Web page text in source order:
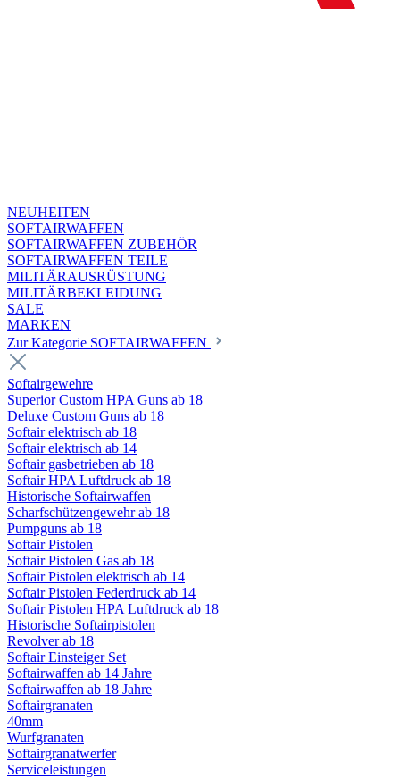
NEUHEITEN
SOFTAIRWAFFEN
SOFTAIRWAFFEN ZUBEHÖR
SOFTAIRWAFFEN TEILE
MILITÄRAUSRÜSTUNG
MILITÄRBEKLEIDUNG
SALE
MARKEN
Zur Kategorie SOFTAIRWAFFEN
Softairgewehre
Superior Custom HPA Guns ab 18
Deluxe Custom Guns ab 18
Softair elektrisch ab 18
Softair elektrisch ab 14
Softair gasbetrieben ab 18
Softair HPA Luftdruck ab 18
Historische Softairwaffen
Scharfschützengewehr ab 18
Pumpguns ab 18
Softair Pistolen
Softair Pistolen Gas ab 18
Softair Pistolen elektrisch ab 14
Softair Pistolen Federdruck ab 14
Softair Pistolen HPA Luftdruck ab 18
Historische Softairpistolen
Revolver ab 18
Softair Einsteiger Set
Softairwaffen ab 14 Jahre
Softairwaffen ab 18 Jahre
Softairgranaten
40mm
Wurfgranaten
Softairgranatwerfer
Serviceleistungen